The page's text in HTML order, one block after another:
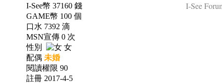
I-See幣 37160 錢
GAME幣 100 個
口水 7392 滴
MSN宣傳 0 次
性別
女
配偶 未婚
閱讀權限 90
註冊 2017-4-5
I-See